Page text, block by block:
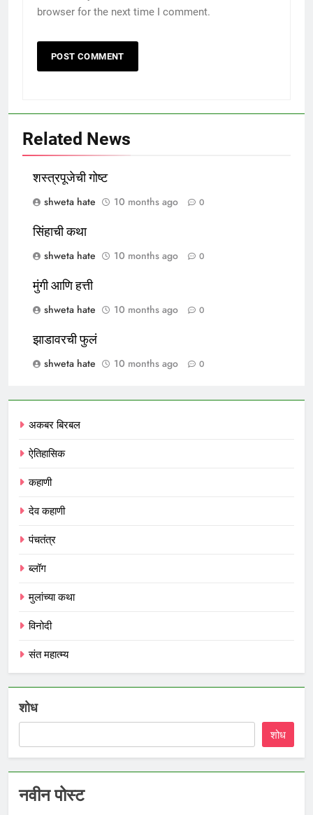
browser for the next time I comment.
Related News
शस्त्रपूजेची गोष्ट
shweta hate
10 months ago 0
सिंहाची कथा
shweta hate
10 months ago 0
मुंगी आणि हत्ती
shweta hate
10 months ago 0
झाडावरची फुलं
shweta hate
10 months ago 0
अकबर बिरबल
ऐतिहासिक
कहाणी
देव कहाणी
पंचतंत्र
ब्लॉग
मुलांच्या कथा
विनोदी
संत महात्म्य
शोध
शोध
नवीन पोस्ट